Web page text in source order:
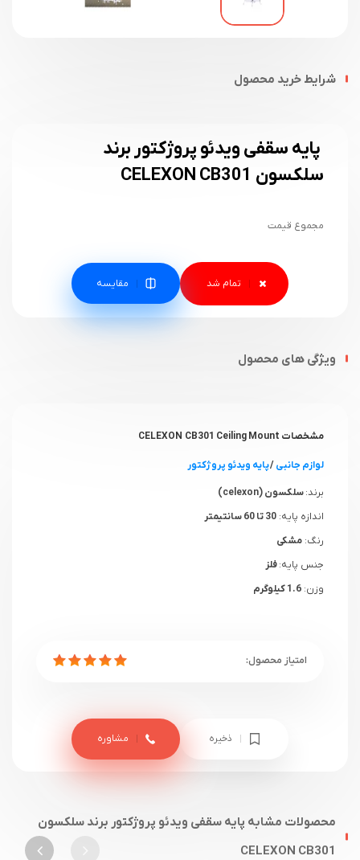
شرایط خرید محصول
پایه سقفی ویدئو پروژکتور برند
سلکسون CELEXON CB301
مجموع قیمت
مقایسه
ویژگی های محصول
مشخصات CELEXON CB301 Ceiling Mount
لوازم جانبی/پایه ویدئو پروژکتور
برند:سلکسون (celexon)
اندازه پایه: 30 تا 60 سانتیمتر
رنگ: مشکی
جنس پایه:فلز
وزن: 1.6 کیلوگرم
ذخیره مشاوره
محصولات مشابه پایه سقفی ویدئو پروژکتور برند سلکسون
CELEXON CB301